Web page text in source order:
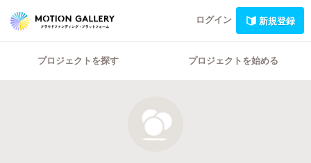
ログイン 新規登録
プロジェクトを探す プロジェクトを始める